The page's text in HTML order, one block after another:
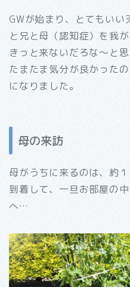
GWが始まり、とてもい
と兄と母（認知症）を我
きっと来ないだろな～と思
たまたま気分が良かった
になりました。
母の来訪
母がうちに来るのは、約１
到着して、一旦お部屋の中
へ…